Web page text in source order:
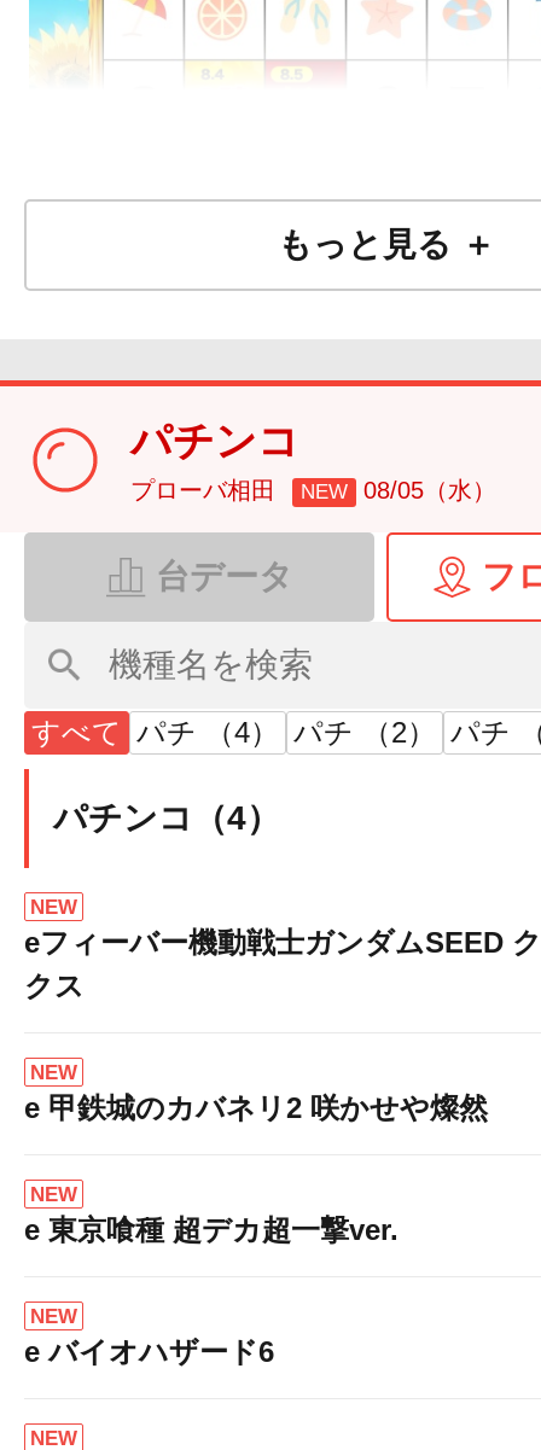
もっと見る ＋
パチンコ
プローバ相田 NEW 08/05（水）
台データ フ
すべて パチ （4） パチ （2） パチ
パチンコ（4）
NEW
eフィーバー機動戦士ガンダムSEED
クス
NEW
e 甲鉄城のカバネリ2 咲かせや燦然
NEW
e 東京喰種 超デカ超一撃ver.
NEW
e バイオハザード6
NEW